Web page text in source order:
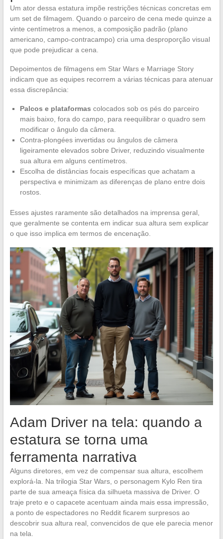
Um ator dessa estatura impõe restrições técnicas concretas em
um set de filmagem. Quando o parceiro de cena mede quinze a
vinte centímetros a menos, a composição padrão (plano
americano, campo-contracampo) cria uma desproporção visual
que pode prejudicar a cena.
Depoimentos de filmagens em Star Wars e Marriage Story
indicam que as equipes recorrem a várias técnicas para atenuar
essa discrepância:
Palcos e plataformas colocados sob os pés do parceiro
mais baixo, fora do campo, para reequilibrar o quadro sem
modificar o ângulo da câmera.
Contra-plongées invertidas ou ângulos de câmera
ligeiramente elevados sobre Driver, reduzindo visualmente
sua altura em alguns centímetros.
Escolha de distâncias focais específicas que achatam a
perspectiva e minimizam as diferenças de plano entre dois
rostos.
Esses ajustes raramente são detalhados na imprensa geral,
que geralmente se contenta em indicar sua altura sem explicar
o que isso implica em termos de encenação.
Adam Driver na tela: quando a
estatura se torna uma
ferramenta narrativa
Alguns diretores, em vez de compensar sua altura, escolhem
explorá-la. Na trilogia Star Wars, o personagem Kylo Ren tira
parte de sua ameaça física da silhueta massiva de Driver. O
traje preto e o capacete acentuam ainda mais essa impressão,
a ponto de espectadores no Reddit ficarem surpresos ao
descobrir sua altura real, convencidos de que ele parecia menor
na tela.